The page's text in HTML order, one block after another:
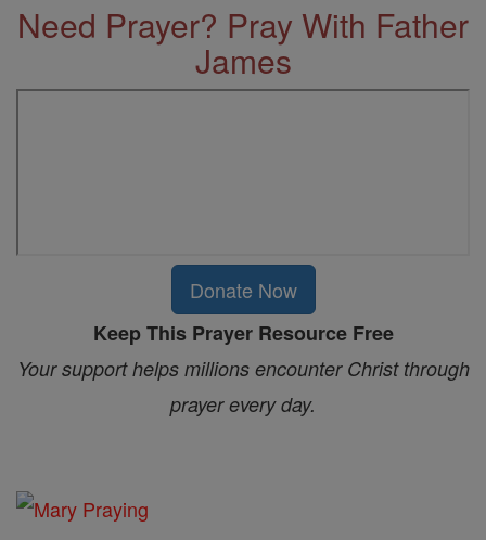
Need Prayer? Pray With Father
James
Donate Now
Keep This Prayer Resource Free
Your support helps millions encounter Christ through
prayer every day.